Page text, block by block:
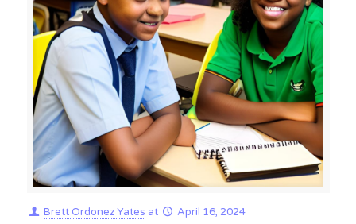
Brett Ordonez Yates at April 16, 2024